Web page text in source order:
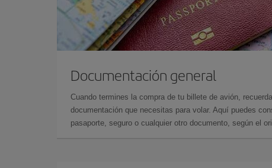
Documentación general
Cuando termines la compra de tu billete de avión,
documentación que necesitas para volar. Aquí puedes
pasaporte, seguro o cualquier otro documento, según el